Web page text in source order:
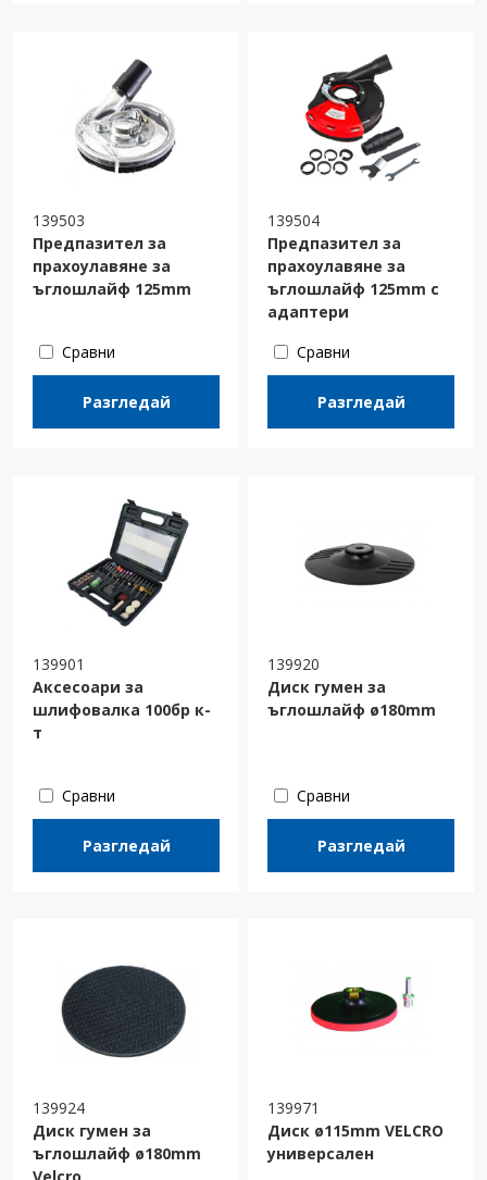
139503
Предпазител за
прахоулавяне за
ъглошлайф 125mm
Сравни
Разгледай
139504
Предпазител за
прахоулавяне за
ъглошлайф 125mm с
адаптери
Сравни
Разгледай
139901
Аксесоари за
шлифовалка 100бр к-
т
Сравни
Разгледай
139920
Диск гумен за
ъглошлайф ø180mm
Сравни
Разгледай
139924
Диск гумен за
ъглошлайф ø180mm
139971
Диск ø115mm VELCRO
универсален